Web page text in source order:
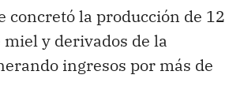
concretó la producción de 12
y derivados de la
ingresos por más de